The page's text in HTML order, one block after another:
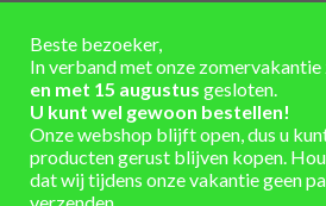
Verzending berekend in
Beste bezoeker,
In verband met onze zomervakantie
en met 15 augustus gesloten.
U kunt wel gewoon bestellen!
Onze webshop blijft open, dus u
producten gerust blijven kopen.
dat wij tijdens onze vakantie geen